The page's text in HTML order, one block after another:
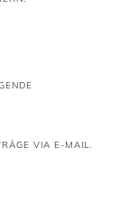
VIA E-MAIL.